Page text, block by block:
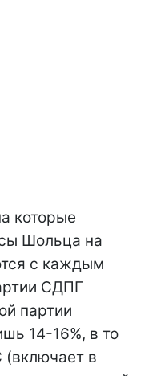
которые
Шольца на
с каждым
СДПГ
партии
14-16%, в то
в